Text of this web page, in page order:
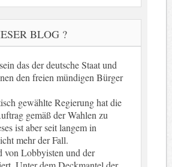
BLOG ?
das der deutsche Staat und
den freien mündigen Bürger
gewählte Regierung hat die
gemäß der Wahlen zu
ist aber seit langem in
mehr der Fall.
von Lobbyisten und der